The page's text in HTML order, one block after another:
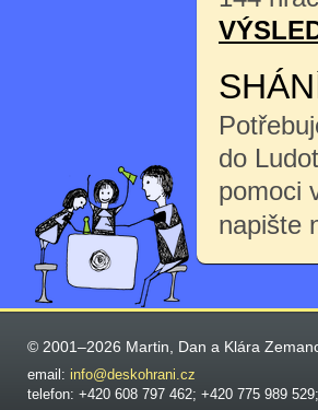
do
pomoci
napište
© 2001–2026 Martin, Dan a Klára
email: info@deskohrani.cz
telefon: +420 608 797 462; +420 775 989